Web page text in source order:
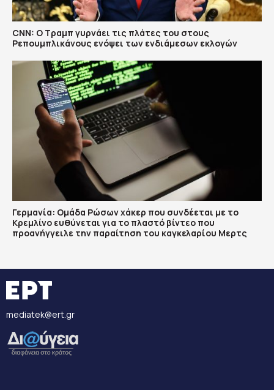
CNN: Ο Τραμπ γυρνάει τις πλάτες του στους
Ρεπουμπλικάνους ενόψει των ενδιάμεσων εκλογών
Γερμανία: Ομάδα Ρώσων χάκερ που συνδέεται με το
Κρεμλίνο ευθύνεται για το πλαστό βίντεο που
προανήγγειλε την παραίτηση του καγκελαρίου Μερτς
mediatek@ert.gr